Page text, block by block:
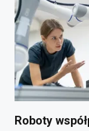
Roboty